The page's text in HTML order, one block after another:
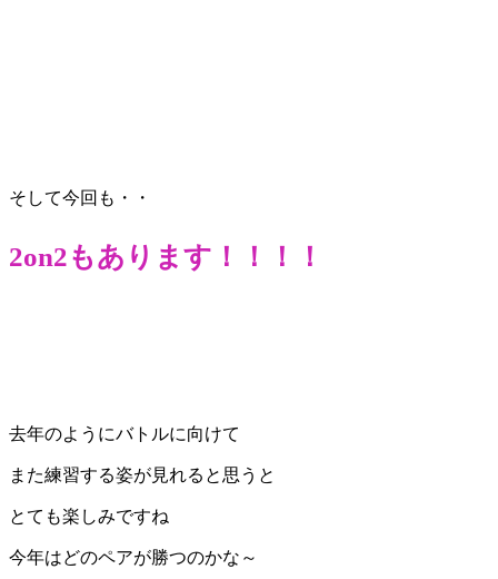
そして今回も・・
2on2もあります！！！！
去年のようにバトルに向けて
また練習する姿が見れると思うと
とても楽しみですね
今年はどのペアが勝つのかな～